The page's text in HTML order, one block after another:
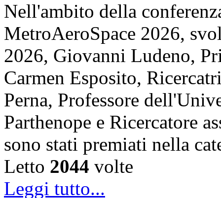
Nell'ambito della
MetroAeroSpace 2026,
2026, Giovanni Ludeno,
Carmen Esposito,
Perna, Professore
Parthenope e Ricercatore
sono stati premiati nella
Letto 2044 volte
Leggi tutto...